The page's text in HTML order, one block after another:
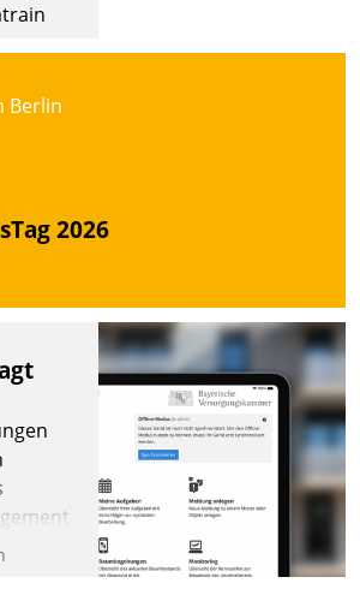
– eine
für
Berlin
2026